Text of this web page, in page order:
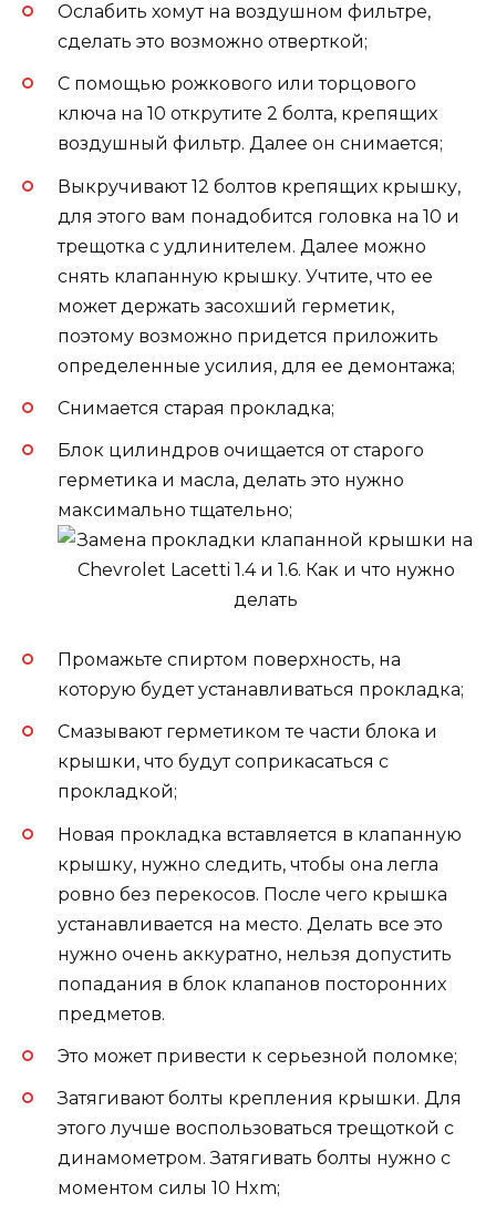
Ослабить хомут на воздушном фильтре,
сделать это возможно отверткой;
С помощью рожкового или торцового
ключа на 10 открутите 2 болта, крепящих
воздушный фильтр. Далее он снимается;
Выкручивают 12 болтов крепящих крышку,
для этого вам понадобится головка на 10 и
трещотка с удлинителем. Далее можно
снять клапанную крышку. Учтите, что ее
может держать засохший герметик,
поэтому возможно придется приложить
определенные усилия, для ее демонтажа;
Снимается старая прокладка;
Блок цилиндров очищается от старого
герметика и масла, делать это нужно
максимально тщательно;
Промажьте спиртом поверхность, на
которую будет устанавливаться прокладка;
Смазывают герметиком те части блока и
крышки, что будут соприкасаться с
прокладкой;
Новая прокладка вставляется в клапанную
крышку, нужно следить, чтобы она легла
ровно без перекосов. После чего крышка
устанавливается на место. Делать все это
нужно очень аккуратно, нельзя допустить
попадания в блок клапанов посторонних
предметов.
Это может привести к серьезной поломке;
Затягивают болты крепления крышки. Для
этого лучше воспользоваться трещоткой с
динамометром. Затягивать болты нужно с
моментом силы 10 Hxm;